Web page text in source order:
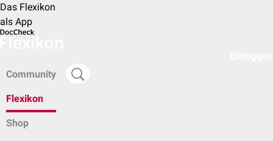
Das Flexikon
als App
Community
Flexikon
Shop